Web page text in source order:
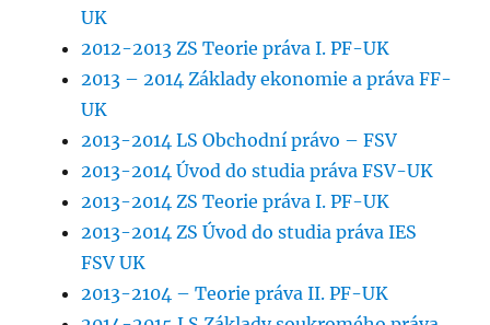
UK
2012-2013 ZS Teorie práva I. PF-UK
2013 – 2014 Základy ekonomie a práva FF-
UK
2013-2014 LS Obchodní právo – FSV
2013-2014 Úvod do studia práva FSV-UK
2013-2014 ZS Teorie práva I. PF-UK
2013-2014 ZS Úvod do studia práva IES
FSV UK
2013-2104 – Teorie práva II. PF-UK